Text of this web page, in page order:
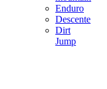
Enduro
Descente
Dirt
Jump